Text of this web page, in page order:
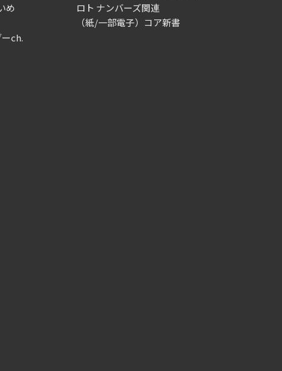
め
ch.
ロト ナンバーズ関連
（紙/一部電子）コア新書